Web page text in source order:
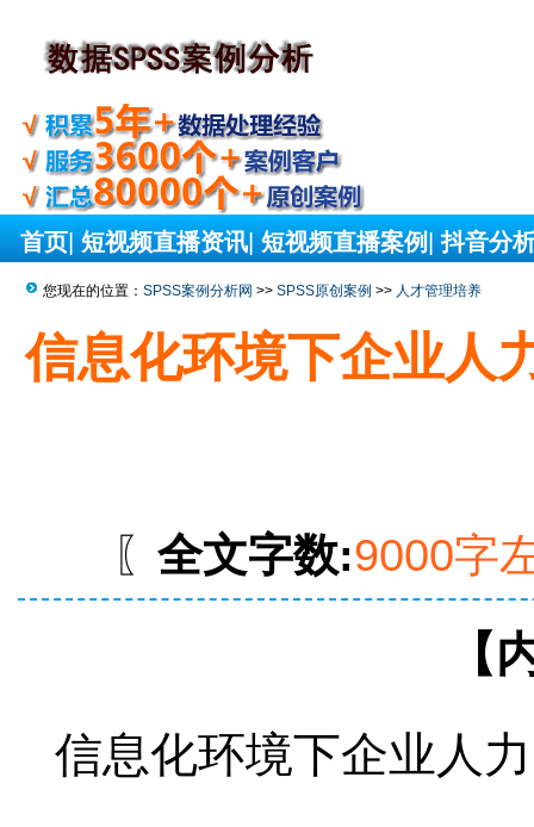
首页 短视频直播资讯 短视频直播案例 抖音分
您现在的位置： SPSS案例分析网 >> SPSS原创案例 >> 人才管理培养
信息化环境下企业人
〖 全文字数:9000字
【
信息化环境下企业人